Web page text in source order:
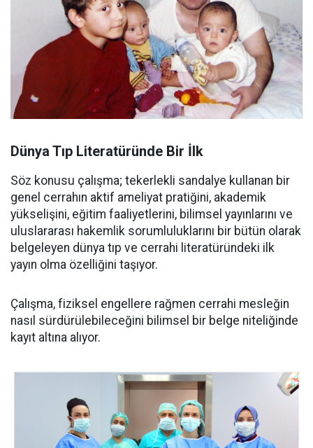
Dünya Tıp Literatüründe Bir İlk
Söz konusu çalışma; tekerlekli sandalye kullanan bir
genel cerrahın aktif ameliyat pratiğini, akademik
yükselişini, eğitim faaliyetlerini, bilimsel yayınlarını ve
uluslararası hakemlik sorumluluklarını bir bütün olarak
belgeleyen dünya tıp ve cerrahi literatüründeki ilk
yayın olma özelliğini taşıyor.
Çalışma, fiziksel engellere rağmen cerrahi mesleğin
nasıl sürdürülebileceğini bilimsel bir belge niteliğinde
kayıt altına alıyor.